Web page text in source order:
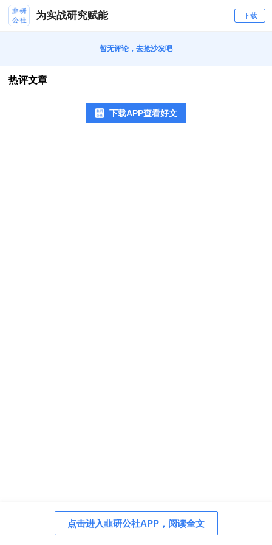
为实战研究赋能 下载
暂无评论，去抢沙发吧
热评文章
下载APP查看好文
点击进入韭研公社APP，阅读全文